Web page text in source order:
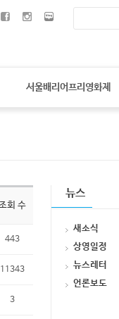
서울배리어프리영화제
회 수
443
11343
3
뉴스
새소식
상영일정
뉴스레터
언론보도